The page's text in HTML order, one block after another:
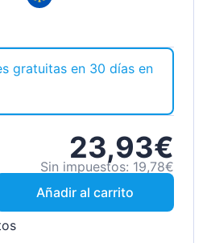
gratuitas en 30 días en
23,93€
Sin impuestos: 19,78€
Añadir al carrito